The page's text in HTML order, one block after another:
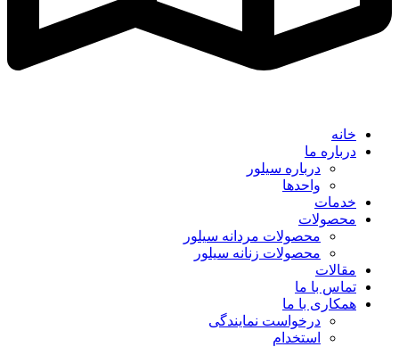
خانه
درباره ما
درباره سیلور
واحدها
خدمات
محصولات
محصولات مردانه سیلور
محصولات زنانه سیلور
مقالات
تماس با ما
همکاری با ما
درخواست نمایندگی
استخدام